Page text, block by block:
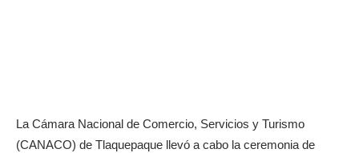
La Cámara Nacional de Comercio, Servicios y Turismo
(CANACO) de Tlaquepaque llevó a cabo la ceremonia de